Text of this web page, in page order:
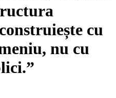
cu
nu cu